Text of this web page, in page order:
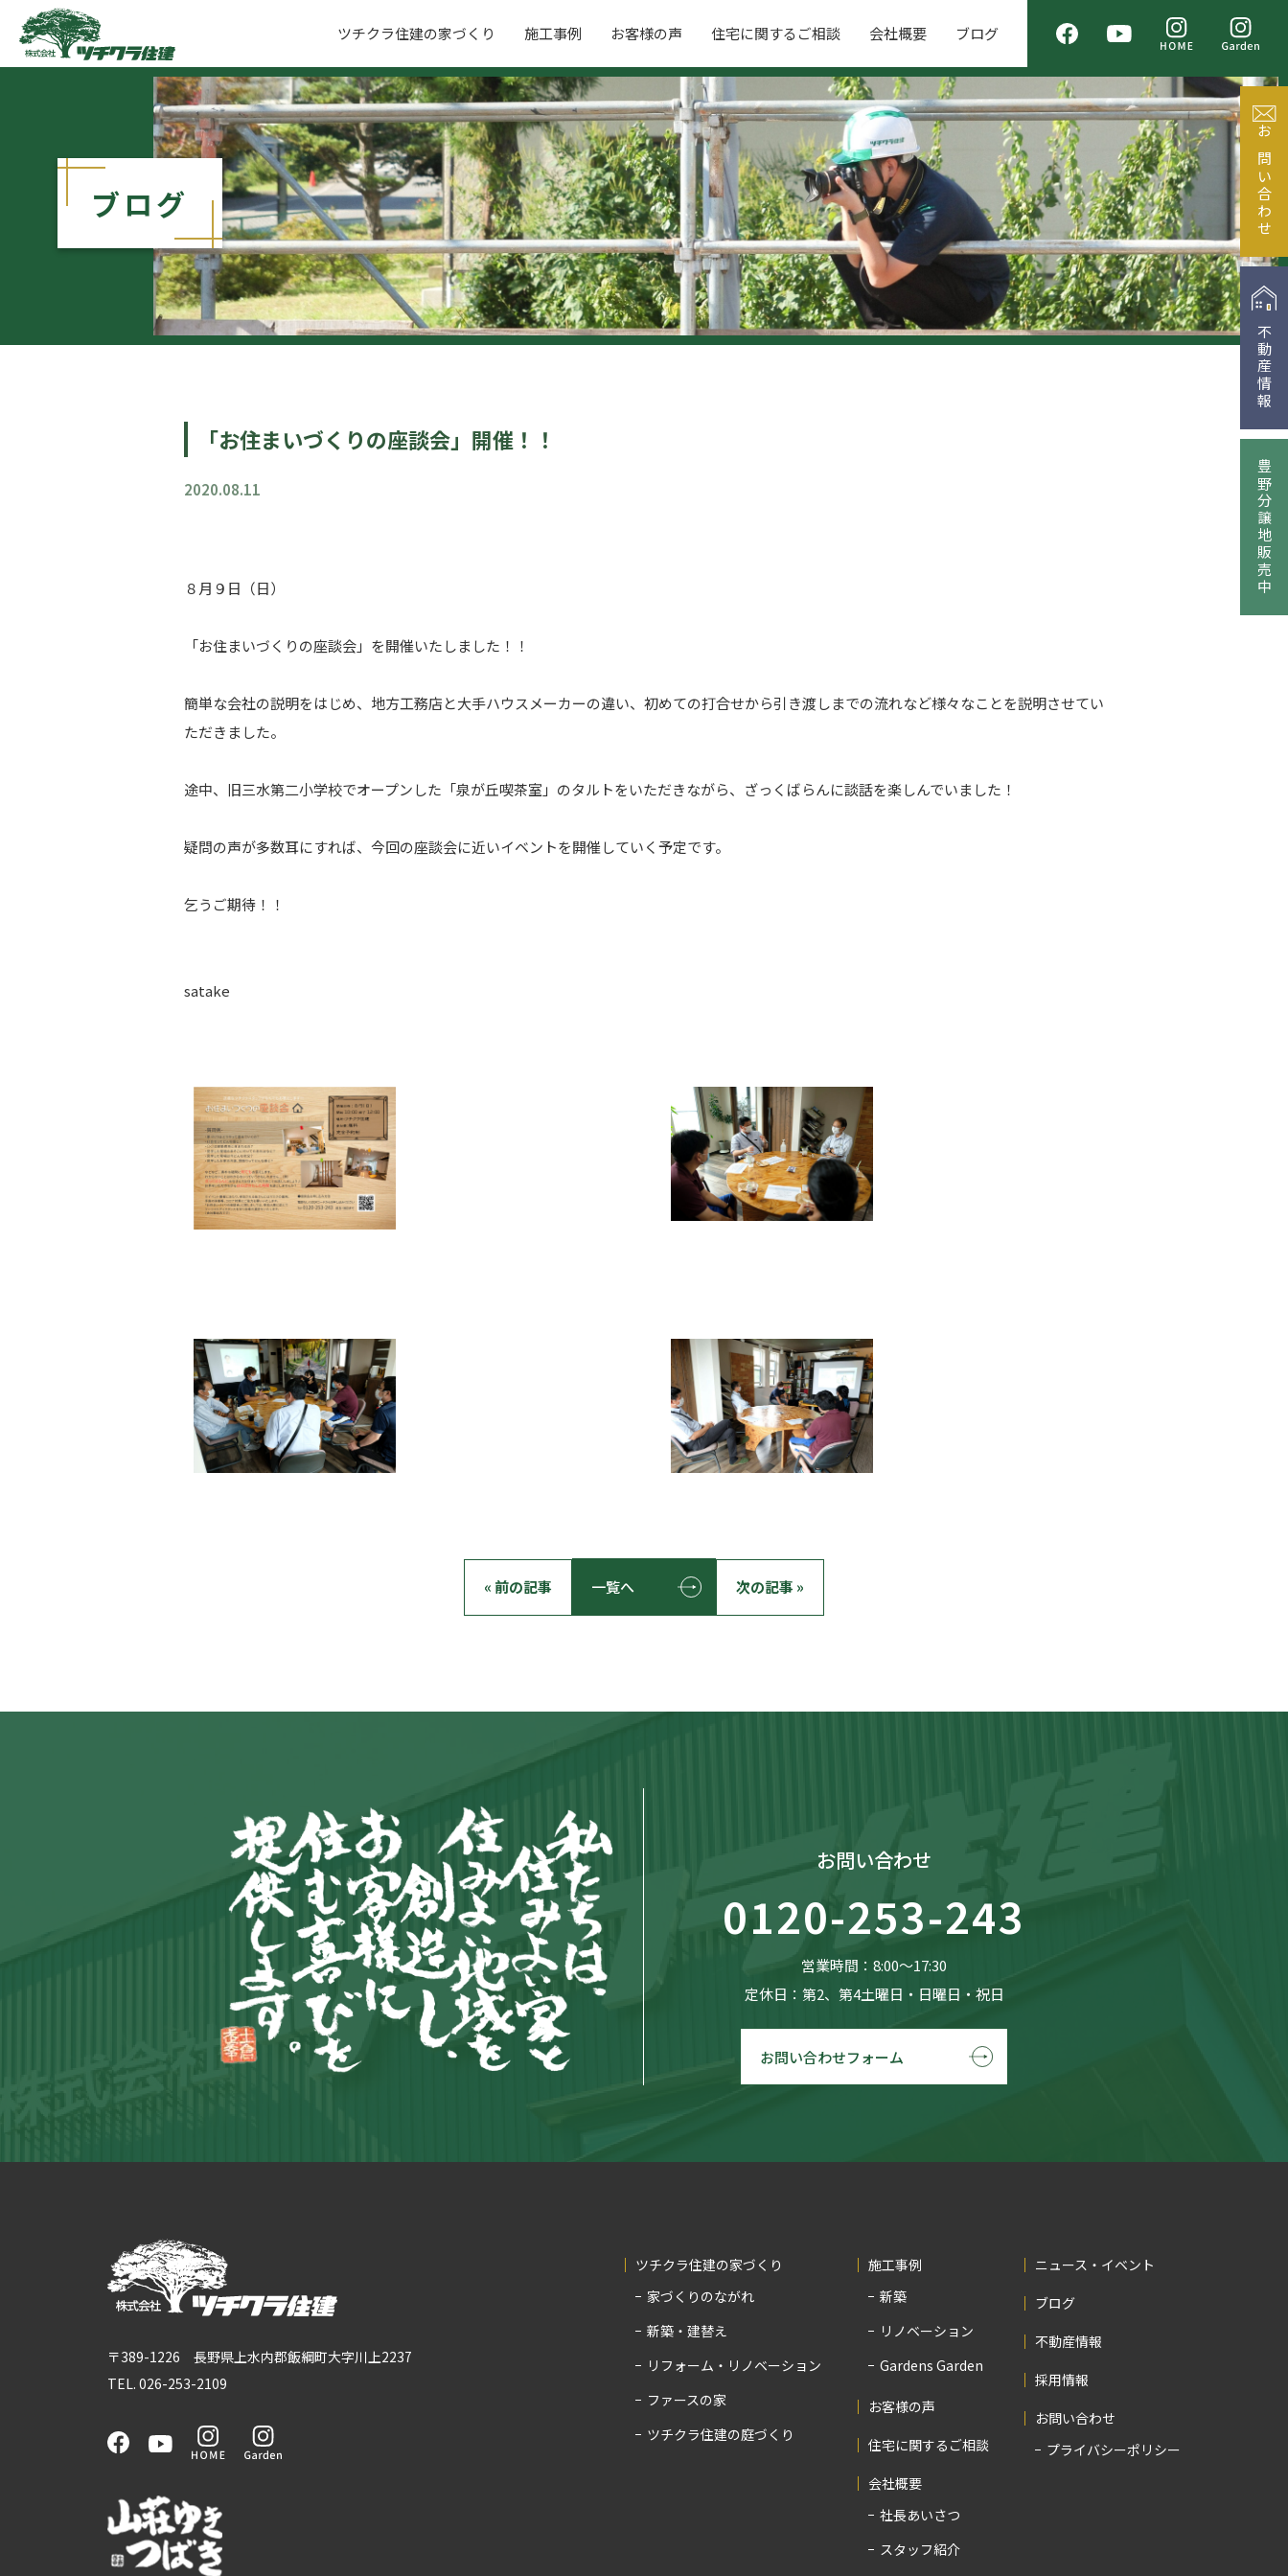
ツチクラ住建の家づくり 施工事例 お客様の声 住宅に関するご相談 会社概要 ブログ
ブログ
「お住まいづくりの座談会」開催！！
2020.08.11
８月９日（日）
「お住まいづくりの座談会」を開催いたしました！！
簡単な会社の説明をはじめ、地方工務店と大手ハウスメーカーの違い、初めての打合せから引き渡しまでの流れなど様々なことを説明させてい
ただきました。
途中、旧三水第二小学校でオープンした「泉が丘喫茶室」のタルトをいただきながら、ざっくばらんに談話を楽しんでいました！
疑問の声が多数耳にすれば、今回の座談会に近いイベントを開催していく予定です。
乞うご期待！！
satake
« 前の記事 一覧へ 次の記事 »
お問い合わせ
不動産情報
豊野分譲地販売中
お問い合わせ
0120-253-243
営業時間：8:00〜17:30
定休日：第2、第4土曜日・日曜日・祝日
お問い合わせフォーム
〒389-1226 長野県上水内郡飯綱町大字川上2237
TEL. 026-253-2109
ツチクラ住建の家づくり
家づくりのながれ
新築・建替え
リフォーム・リノベーション
ファースの家
ツチクラ住建の庭づくり
施工事例
新築
リノベーション
Gardens Garden
お客様の声
住宅に関するご相談
会社概要
社長あいさつ
スタッフ紹介
ニュース・イベント
ブログ
不動産情報
採用情報
お問い合わせ
プライバシーポリシー